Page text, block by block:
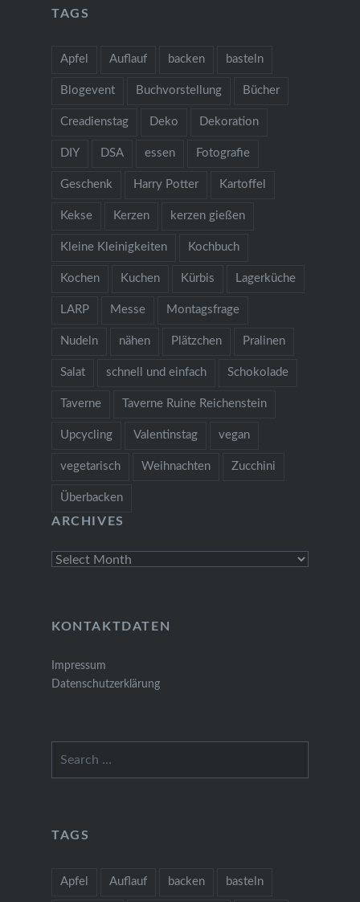
TAGS
Apfel Auflauf backen basteln
Blogevent Buchvorstellung Bücher
Creadienstag Deko Dekoration
DIY DSA essen Fotografie
Geschenk Harry Potter Kartoffel
Kekse Kerzen kerzen gießen
Kleine Kleinigkeiten Kochbuch
Kochen Kuchen Kürbis Lagerküche
LARP Messe Montagsfrage
Nudeln nähen Plätzchen Pralinen
Salat schnell und einfach Schokolade
Taverne Taverne Ruine Reichenstein
Upcycling Valentinstag vegan
vegetarisch Weihnachten Zucchini
Überbacken
ARCHIVES
Archives
KONTAKTDATEN
Impressum
Datenschutzerklärung
TAGS
Apfel Auflauf backen basteln